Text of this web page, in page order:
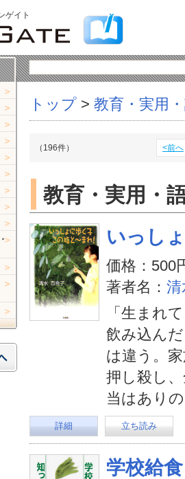
ゲイト
トップ > 教育・実用
（196件） <前へ
教育・実用・
いっし
価格：500
著者名： 清
「生まれ
飲み込ん
は違う。
押し殺し
当はあり
詳細 立ち読み
学校給